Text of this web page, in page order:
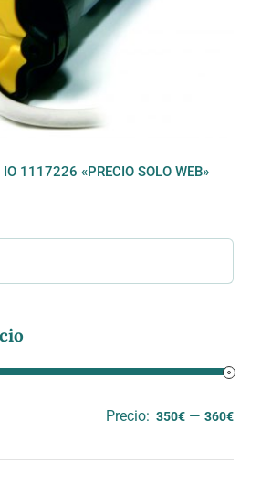
40/17 IO 1117226
SOLO WEB»
1117226 «PRECIO SOLO WEB»
Precio: 350€ —360€